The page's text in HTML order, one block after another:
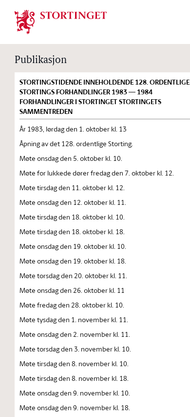
Stortinget.no
Publikasjon
STORTINGSTIDENDE INNEHOLDENDE 128. ORDENTLIGE
STORTINGS FORHANDLINGER 1983 — 1984
FORHANDLINGER I STORTINGET STORTINGETS
SAMMENTREDEN
År 1983, lørdag den 1. oktober kl. 13
Åpning av det 128. ordentlige Storting.
Møte onsdag den 5. oktober kl. 10.
Møte for lukkede dører fredag den 7. oktober kl. 12.
Møte tirsdag den 11. oktober kl. 12.
Møte onsdag den 12. oktober kl. 11.
Møte tirsdag den 18. oktober kl. 10.
Møte tirsdag den 18. oktober kl. 18.
Møte onsdag den 19. oktober kl. 10.
Møte onsdag den 19. oktober kl. 18.
Møte torsdag den 20. oktober kl. 11.
Møte onsdag den 26. oktober kl. 11
Møte fredag den 28. oktober kl. 10.
Møte tysdag den 1. november kl. 11.
Møte onsdag den 2. november kl. 11.
Møte torsdag den 3. november kl. 10.
Møte tirsdag den 8. november kl. 10.
Møte tirsdag den 8. november kl. 18.
Møte onsdag den 9. november kl. 10.
Møte onsdag den 9. november kl. 18.